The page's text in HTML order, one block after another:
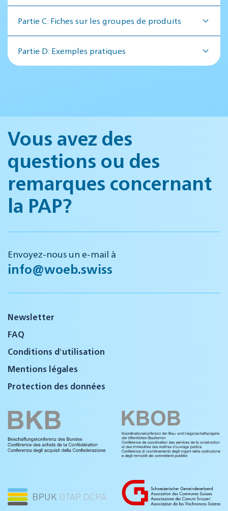
Partie C: Fiches sur les groupes de produits
Partie D: Exemples pratiques
Vous avez des
questions ou des
remarques concernant
la PAP?
Envoyez-nous un e-mail à
info@woeb.swiss
Newsletter
FAQ
Conditions d'utilisation
Mentions légales
Protection des données